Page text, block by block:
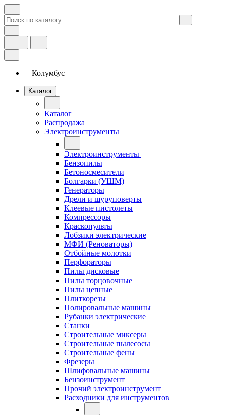
Колумбус
Каталог
Каталог
Распродажа
Электроинструменты
Электроинструменты
Бензопилы
Бетоносмесители
Болгарки (УШМ)
Генераторы
Дрели и шуруповерты
Клеевые пистолеты
Компрессоры
Краскопульты
Лобзики электрические
МФИ (Реноваторы)
Отбойные молотки
Перфораторы
Пилы дисковые
Пилы торцовочные
Пилы цепные
Плиткорезы
Полировальные машины
Рубанки электрические
Станки
Строительные миксеры
Строительные пылесосы
Строительные фены
Фрезеры
Шлифовальные машины
Бензоинструмент
Прочий электроинструмент
Расходники для инструментов